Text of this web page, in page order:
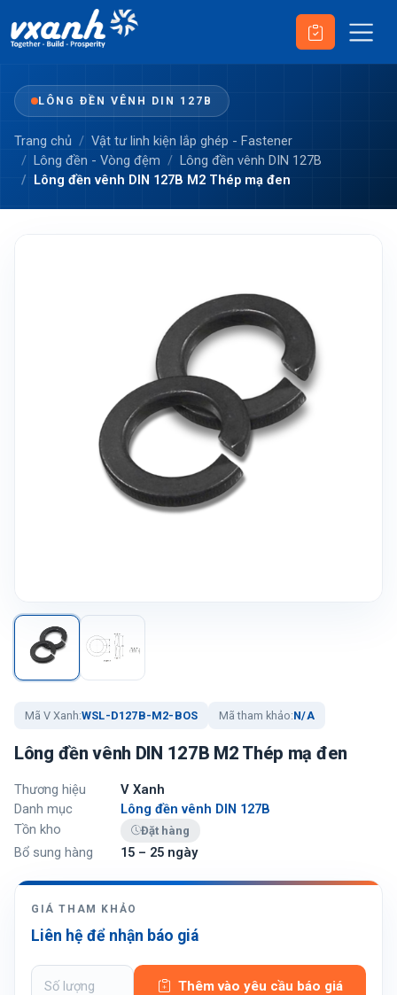
LÔNG ĐỀN VÊNH DIN 127B
Trang chủ
Vật tư linh kiện lắp ghép - Fastener
Lông đền - Vòng đệm
Lông đền vênh DIN 127B
Lông đền vênh DIN 127B M2 Thép mạ đen
Mã V Xanh:WSL-D127B-M2-BOS Mã tham khảo:N/A
Lông đền vênh DIN 127B M2 Thép mạ đen
Thương hiệu
V Xanh
Danh mục
Lông đền vênh DIN 127B
Tồn kho
Đặt hàng
Bổ sung hàng 15 – 25 ngày
GIÁ THAM KHẢO
Liên hệ để nhận báo giá
Thêm vào yêu cầu báo giá